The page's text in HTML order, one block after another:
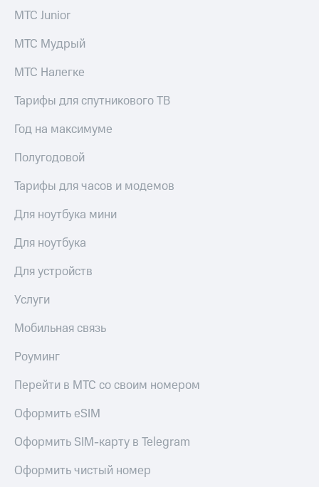
Финансы
и родителям
Здоровье
от МТС
Акции
Приложения
КИОН
КИОН
Музыка
Live
Мой
приложения
Инвестиции
МТС
Все
приложения
Инвестиции
Получайте
доход
онлайн
Страхование
Покупка
полисов
Скидка 30%
МТС
деньги
доход 15%
Акции
пополнения
МТС Junior
МТС Мудрый
МТС Налегке
Тарифы для спутникового ТВ
Год на максимуме
Полугодовой
Тарифы для часов и модемов
Для ноутбука мини
Для ноутбука
Для устройств
Услуги
Мобильная связь
Роуминг
Перейти в МТС со своим номером
Оформить eSIM
Оформить SIM-карту в Telegram
Оформить чистый номер